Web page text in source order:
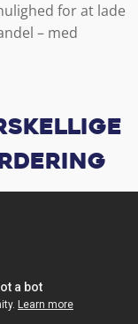
for at lade
– med